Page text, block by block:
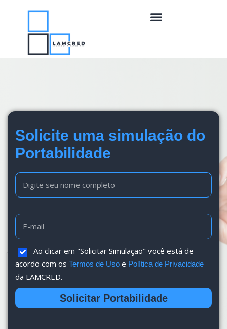
Solicite uma simulação do
Portabilidade
Ao clicar em "Solicitar Simulação" você está de
acordo com os Termos de Uso e Política de Privacidade
da LAMCRED.
Solicitar Portabilidade